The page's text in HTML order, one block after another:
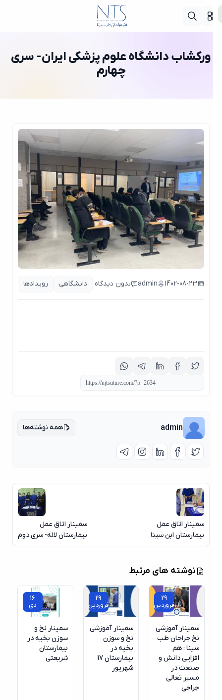
ورکشاب دانشگاه علوم پزشکی ایران- سری
چهارم
1402-08-23
admin بدون دیدگاه دانشگاهی رویدادها
admin همه نوشته‌ها
سمینار اتاق عمل
بیمارستان ابن سینا
سمینار اتاق عمل
بیمارستان لاله- سری دوم
نوشته های مرتبط
29
فروردین
سمینار آموزشی
نخ جراحان طب
سینا : هم
افزایی دانش و
صنعت در
مسیر تعالی
جراحی
29
فروردین
سمینار آموزشی
نخ و سوزن
بخیه در
بیمارستان 17
شهریور
16
دی
سمینار نخ و
سوزن بخیه در
بیمارستان
شریعتی